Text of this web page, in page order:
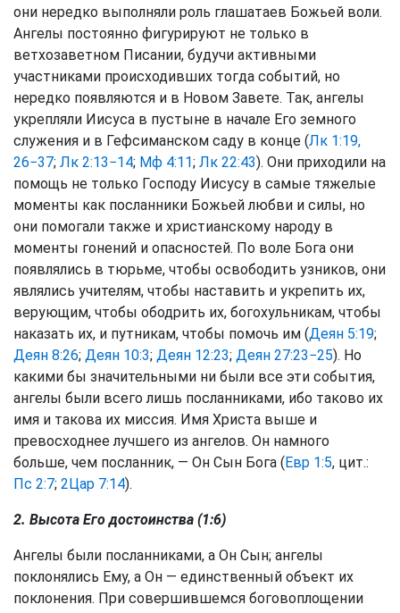
они нередко выполняли роль глашатаев Божьей воли.
Ангелы постоянно фигурируют не только в
ветхозаветном Писании, будучи активными
участниками происходивших тогда событий, но
нередко появляются и в Новом Завете. Так, ангелы
укрепляли Иисуса в пустыне в начале Его земного
служения и в Гефсиманском саду в конце (Лк 1:19,
26−37; Лк 2:13−14; Мф 4:11; Лк 22:43). Они приходили на
помощь не только Господу Иисусу в самые тяжелые
моменты как посланники Божьей любви и силы, но
они помогали также и христианскому народу в
моменты гонений и опасностей. По воле Бога они
появлялись в тюрьме, чтобы освободить узников, они
являлись учителям, чтобы наставить и укрепить их,
верующим, чтобы ободрить их, богохульникам, чтобы
наказать их, и путникам, чтобы помочь им (Деян 5:19;
Деян 8:26; Деян 10:3; Деян 12:23; Деян 27:23−25). Но
какими бы значительными ни были все эти события,
ангелы были всего лишь посланниками, ибо таково их
имя и такова их миссия. Имя Христа выше и
превосходнее лучшего из ангелов. Он намного
больше, чем посланник, — Он Сын Бога (Евр 1:5, цит.:
Пс 2:7; 2Цар 7:14).
2. Высота Его достоинства (1:6)
Ангелы были посланниками, а Он Сын; ангелы
поклонялись Ему, а Он — единственный объект их
поклонения. При совершившемся боговоплощении